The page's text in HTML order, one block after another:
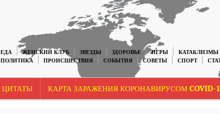
ЕДА ЖЕНСКИЙ КЛУБ ЗВЕЗДЫ ЗДОРОВЬЕ ИГРЫ КАТАКЛИЗМЫ
ПОЛИТИКА ПРОИСШЕСТВИЯ СОБЫТИЯ СОВЕТЫ СПОРТ
ЦИТАТЫ КАРТА ЗАРАЖЕНИЯ КОРОНАВИРУСОМ COVID-